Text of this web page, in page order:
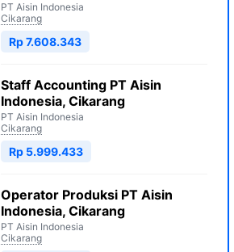
PT Aisin Indonesia
Cikarang
Rp 7.608.343
Staff Accounting PT Aisin
Indonesia, Cikarang
PT Aisin Indonesia
Cikarang
Rp 5.999.433
Operator Produksi PT Aisin
Indonesia, Cikarang
PT Aisin Indonesia
Cikarang